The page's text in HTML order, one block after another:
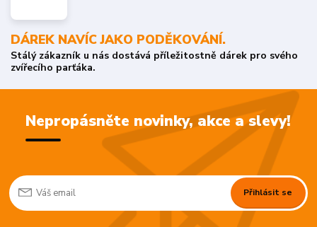
DÁREK NAVÍC JAKO PODĚKOVÁNÍ.
Stálý zákazník u nás dostává příležitostně dárek pro svého
zvířecího parťáka.
Nepropásněte novinky, akce a slevy!
Přihlásit se